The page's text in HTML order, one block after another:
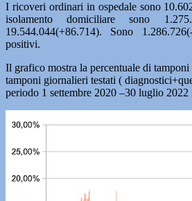
I ricoveri ordinari in ospedale sono
isolamento domiciliare sono
19.544.044(+86.714). Sono
positivi.
Il grafico mostra la percentuale di
tamponi giornalieri testati (
periodo 1 settembre 2020 –30 luglio 2022